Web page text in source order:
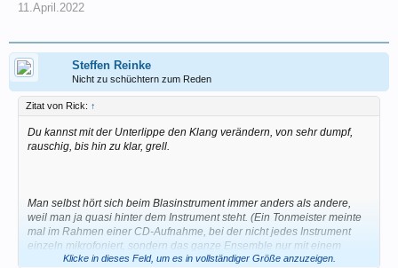
11.April.2022
Steffen Reinke
Nicht zu schüchtern zum Reden
Zitat von Rick: ↑
Du kannst mit der Unterlippe den Klang verändern, von sehr dumpf,
rauschig, bis hin zu klar, grell.
Man selbst hört sich beim Blasinstrument immer anders als andere,
weil man ja quasi hinter dem Instrument steht. (Ein Tonmeister meinte
mal im Rahmen einer CD-Aufnahme, bei der nicht jedes Instrument
einzeln mikrofoniert, sondern das ganze Ensemble nur mit einem
Stereo-Mikro aufgenommen wurde, wir seien deswegen zu
Klicke in dieses Feld, um es in vollständiger Größe anzuzeigen.